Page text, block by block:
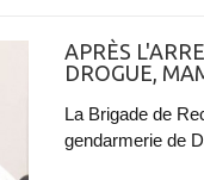
APRÈS
DROGUE,
La Brigade de
gendarmerie de